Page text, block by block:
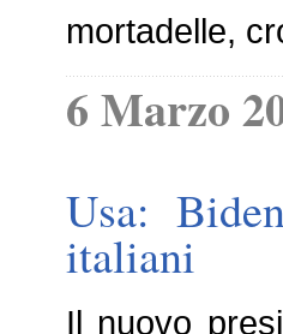
mortadelle,
6 Marzo
Usa:
italiani
Il nuovo